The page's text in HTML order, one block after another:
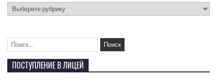
ПОСТУПЛЕНИЕ В ЛИЦЕЙ